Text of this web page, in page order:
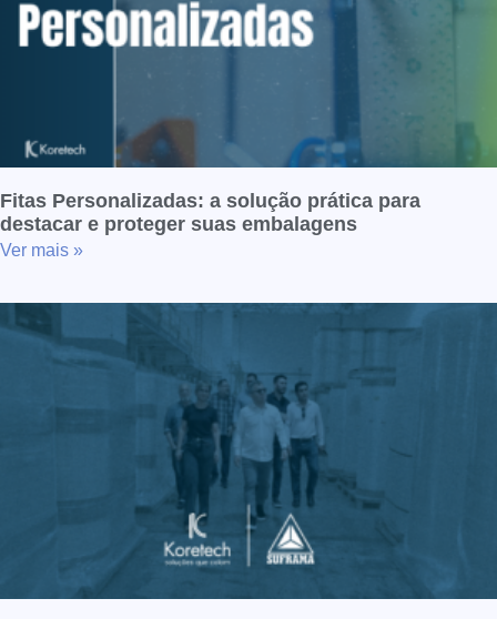
Fitas Personalizadas: a solução prática para
destacar e proteger suas embalagens
Ver mais »